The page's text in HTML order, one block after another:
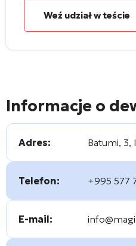
Weź udział w teście
Informacje o
Adres: Batumi, 3,
Telefon: +995 577
E-mail: